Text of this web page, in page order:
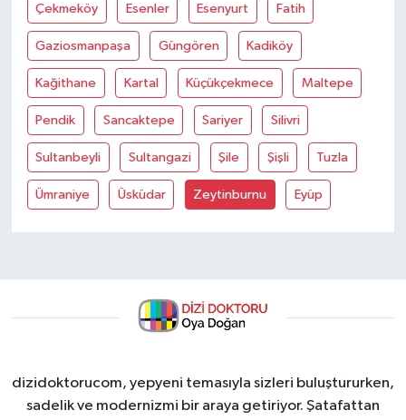
Çekmeköy Esenler Esenyurt Fatih
Gaziosmanpaşa Güngören Kadiköy
Kağithane Kartal Küçükçekmece Maltepe
Pendik Sancaktepe Sariyer Silivri
Sultanbeyli Sultangazi Şile Şişli Tuzla
Ümraniye Üsküdar Zeytinburnu Eyüp
dizidoktorucom, yepyeni temasıyla sizleri buluştururken,
sadelik ve modernizmi bir araya getiriyor. Şatafattan